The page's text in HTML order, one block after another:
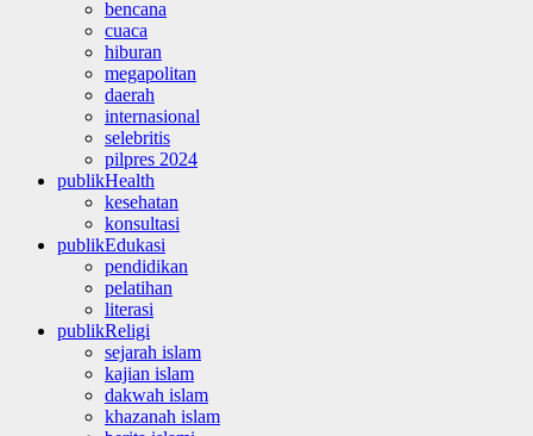
bencana
cuaca
hiburan
megapolitan
daerah
internasional
selebritis
pilpres 2024
publikHealth
kesehatan
konsultasi
publikEdukasi
pendidikan
pelatihan
literasi
publikReligi
sejarah islam
kajian islam
dakwah islam
khazanah islam